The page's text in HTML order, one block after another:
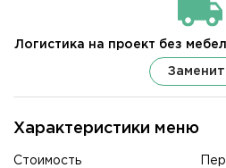
Характеристики меню
Стоимость
Логистика на проект без